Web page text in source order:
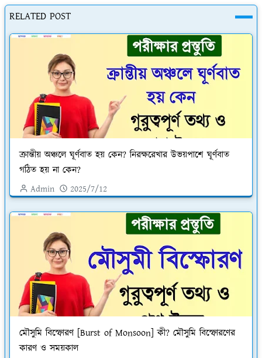
RELATED POST
ক্রান্তীয় অঞ্চলে ঘূর্ণবাত হয় কেন? নিরক্ষরেখার উভয়পাশে ঘূর্ণবাত
গঠিত হয় না কেন?
Admin 2025/7/12
মৌসুমি বিস্ফোরণ [Burst of Monsoon] কী? মৌসুমি বিস্ফোরণের
কারণ ও সময়কাল